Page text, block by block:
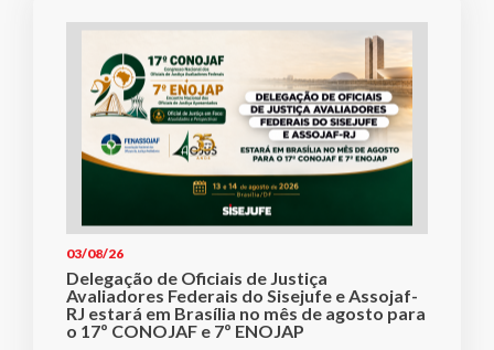
03/08/26
Delegação de Oficiais de Justiça
Avaliadores Federais do Sisejufe e Assojaf-
RJ estará em Brasília no mês de agosto para
o 17º CONOJAF e 7º ENOJAP